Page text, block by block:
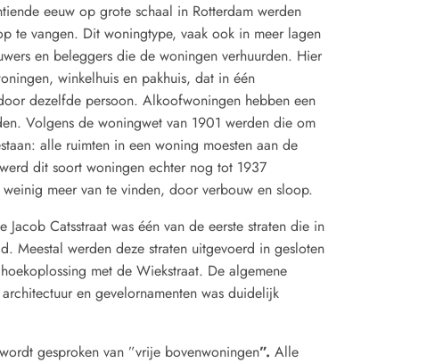
eeuw op grote schaal in Rotterdam werden
te vangen. Dit woningtype, vaak ook in meer lagen
en beleggers die de woningen verhuurden. Hier
winkelhuis en pakhuis, dat in één
dezelfde persoon. Alkoofwoningen hebben een
Volgens de woningwet van 1901 werden die om
alle ruimten in een woning moesten aan de
dit soort woningen echter nog tot 1937
meer van te vinden, door verbouw en sloop.
Jacob Catsstraat was één van de eerste straten die in
Meestal werden deze straten uitgevoerd in gesloten
met de Wiekstraat. De algemene
en gevelornamenten was duidelijk
gesproken van ”vrije bovenwoningen”. Alle